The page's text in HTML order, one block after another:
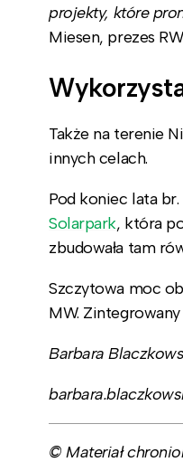
projekty, które
Miesen, prezes
Także na terenie
innych celach.
Pod koniec lata
Solarpark, która
zbudowała tam
Szczytowa moc
MW.
Barbara
© Materiał